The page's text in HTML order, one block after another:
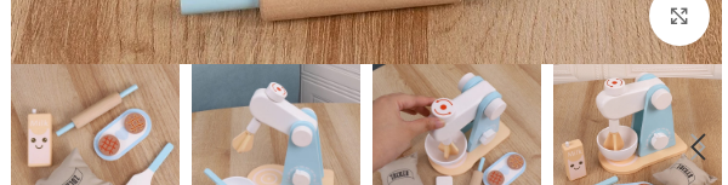
برای بزرگنمایی کلیک کنید